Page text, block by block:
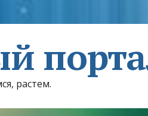
растем.